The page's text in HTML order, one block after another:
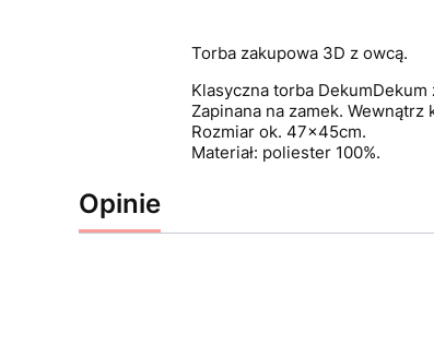
Torba zakupowa 3D z owcą.
Klasyczna torba
Zapinana na zamek.
Rozmiar ok. 47x45cm.
Materiał: poliester 100%.
Opinie